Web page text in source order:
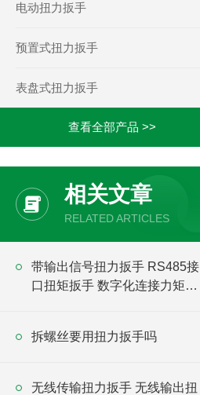
电动扭力扳手
预置式扭力扳手
表盘式扭力扳手
查看全部产品 >>
相关文章
RELATED ARTICLES
带输出信号扭力扳手 RS485接
口扭矩扳手 数字化连接力矩扳
拆螺丝要用扭力扳手吗
无线传输扭力扳手 无线输出扭